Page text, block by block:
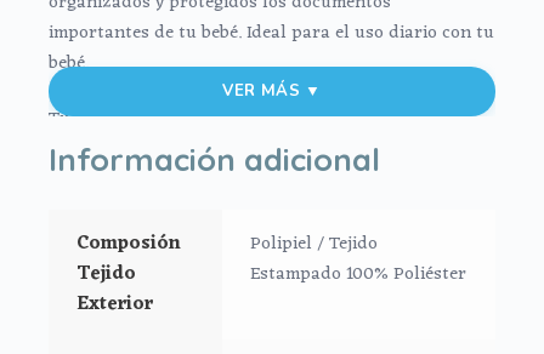
importantes de tu bebé. Ideal para el uso diario con tu
bebé.
Tu eliges:
1. Exterior en tejido polipiel estampada.
2. Exterior en tejido estampado impermeable
Para el interior tejido blanco impermeable, muy fácil
de limpiar por dentro y por fuera con paño húmedo y
VER MÁS ▼
Información adicional
Composión
Tejido
Exterior
Polipiel / Tejido
Estampado 100% Poliéster